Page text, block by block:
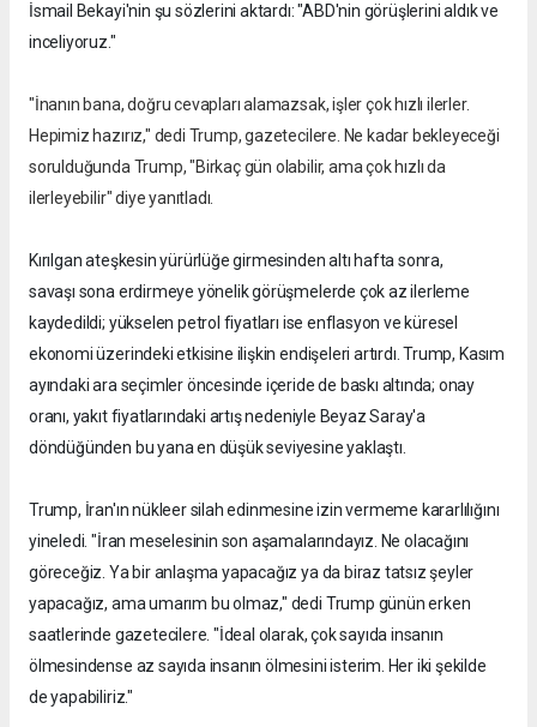
İsmail Bekayi'nin şu sözlerini aktardı: "ABD'nin görüşlerini aldık ve
inceliyoruz."
"İnanın bana, doğru cevapları alamazsak, işler çok hızlı ilerler.
Hepimiz hazırız," dedi Trump, gazetecilere. Ne kadar bekleyeceği
sorulduğunda Trump, "Birkaç gün olabilir, ama çok hızlı da
ilerleyebilir" diye yanıtladı.
Kırılgan ateşkesin yürürlüğe girmesinden altı hafta sonra,
savaşı sona erdirmeye yönelik görüşmelerde çok az ilerleme
kaydedildi; yükselen petrol fiyatları ise enflasyon ve küresel
ekonomi üzerindeki etkisine ilişkin endişeleri artırdı. Trump, Kasım
ayındaki ara seçimler öncesinde içeride de baskı altında; onay
oranı, yakıt fiyatlarındaki artış nedeniyle Beyaz Saray'a
döndüğünden bu yana en düşük seviyesine yaklaştı.
Trump, İran'ın nükleer silah edinmesine izin vermeme kararlılığını
yineledi. "İran meselesinin son aşamalarındayız. Ne olacağını
göreceğiz. Ya bir anlaşma yapacağız ya da biraz tatsız şeyler
yapacağız, ama umarım bu olmaz," dedi Trump günün erken
saatlerinde gazetecilere. "İdeal olarak, çok sayıda insanın
ölmesindense az sayıda insanın ölmesini isterim. Her iki şekilde
de yapabiliriz."